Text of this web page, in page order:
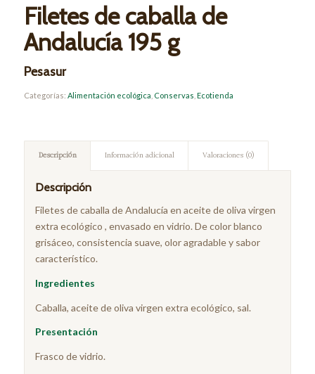
Filetes de caballa de
Andalucía 195 g
Pesasur
Categorías: Alimentación ecológica Conservas Ecotienda
Descripción Información adicional Valoraciones (0)
Descripción
Filetes de caballa de Andalucía en aceite de oliva virgen
extra ecológico , envasado en vidrio. De color blanco
grisáceo, consistencia suave, olor agradable y sabor
característico.
Ingredientes
Caballa, aceite de oliva virgen extra ecológico, sal.
Presentación
Frasco de vidrio.